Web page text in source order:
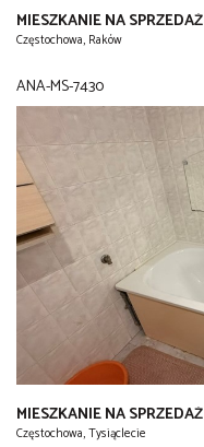
MIESZKANIE NA SPRZEDAŻ
Częstochowa, Raków
ANA-MS-7430
MIESZKANIE NA SPRZEDAŻ
Częstochowa, Tysiąclecie